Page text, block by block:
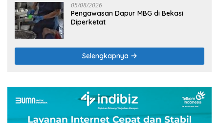
05/08/2026
Pengawasan Dapur MBG di Bekasi
Diperketat
Selengkapnya